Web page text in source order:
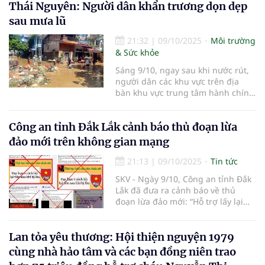
bệnh cho người dân.
Thái Nguyên: Người dân khẩn trương dọn dẹp
sau mưa lũ
21:32 | 09/10/2025
Môi trường
& Sức khỏe
Sáng 9/10, ngay sau khi nước rút,
người dân các khu vực trên địa
bàn khu vực trung tâm hành chính
cửa, ngõ xóm...
Công an tỉnh Đắk Lắk cảnh báo thủ đoạn lừa
đảo mới trên không gian mạng
21:13 | 09/10/2025
Tin tức
SKV - Ngày 9/10, Công an tỉnh Đắk
Lắk đã đưa ra cảnh báo về thủ
đoạn lừa đảo mới: “Hỗ trợ lấy lại
Lan tỏa yêu thương: Hội thiện nguyện 1979
cùng nhà hảo tâm và các bạn đồng niên trao